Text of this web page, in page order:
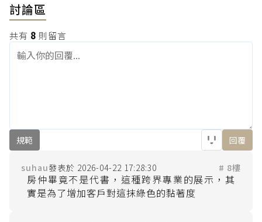
討論區
共有 8 則留言
規範 回覆
suhau 2026-04-22 17:28:30 # 8樓
房仲畢竟不是代書，這種跨界專業的展示，其